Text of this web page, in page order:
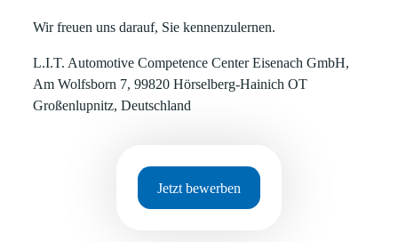
Wir freuen uns darauf, Sie kennenzulernen.
L.I.T. Automotive Competence Center Eisenach GmbH,
Am Wolfsborn 7, 99820 Hörselberg-Hainich OT
Großenlupnitz, Deutschland
Jetzt bewerben